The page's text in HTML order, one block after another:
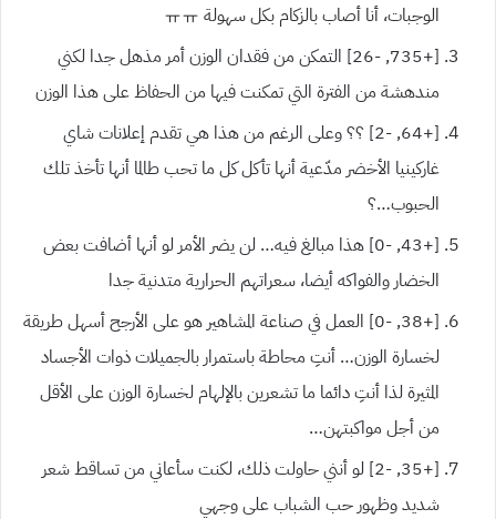
الوجبات، أنا أصاب بالزكام بكل سهولة ㅠㅠ
[+735, -26] التمكن من فقدان الوزن أمر مذهل جدا لكني
مندهشة من الفترة التي تمكنت فيها من الحفاظ على هذا الوزن
[+64, -2] ؟؟ وعلى الرغم من هذا هي تقدم إعلانات شاي
غاركينيا الأخضر مدّعية أنها تأكل كل ما تحب طالما أنها تأخذ تلك
الحبوب…؟
[+43, -0] هذا مبالغ فيه… لن يضر الأمر لو أنها أضافت بعض
الخضار والفواكه أيضا، سعراتهم الحرارية متدنية جدا
[+38, -0] العمل في صناعة المشاهير هو على الأرجح أسهل طريقة
لخسارة الوزن… أنتِ محاطة باستمرار بالجميلات ذوات الأجساد
المثيرة لذا أنتِ دائما ما تشعرين بالإلهام لخسارة الوزن على الأقل
من أجل مواكبتهن…
[+35, -2] لو أنني حاولت ذلك، لكنت سأعاني من تساقط شعر
شديد وظهور حب الشباب على وجهي